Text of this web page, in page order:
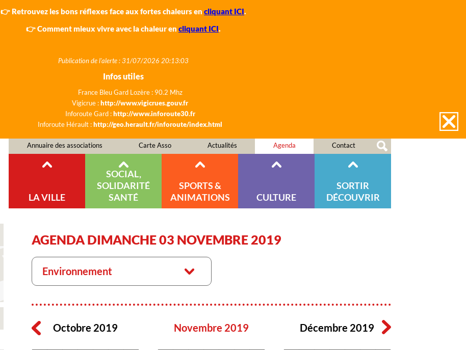
👉 Retrouvez les bons réflexes face aux fortes chaleurs en cliquant ICI.
👉 Comment mieux vivre avec la chaleur en cliquant ICI.
Publication de l'alerte : 31/07/2026 20:13:03
Infos utiles
France Bleu Gard Lozère : 90.2 Mhz
Vigicrue :http://www.vigicrues.gouv.fr
Inforoute Gard :http://www.inforoute30.fr
Inforoute Hérault :http://geo.herault.fr/inforoute/index.html
Annuaire des associations Carte Asso Actualités Agenda Contact
LA VILLE
SOCIAL,
SOLIDARITÉ
SANTÉ
SPORTS &
ANIMATIONS
CULTURE
SORTIR
DÉCOUVRIR
AGENDA DIMANCHE 03 NOVEMBRE 2019
Environnement
Octobre 2019 Novembre 2019 Décembre 2019